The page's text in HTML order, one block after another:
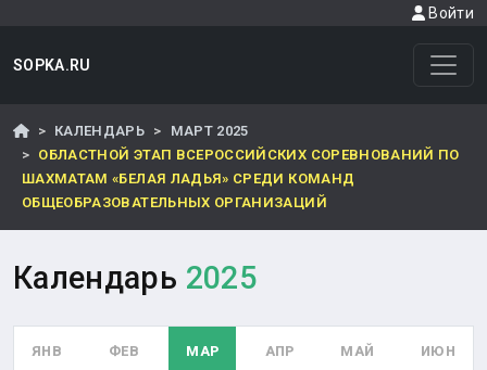
Войти
SOPKA.RU
КАЛЕНДАРЬ
МАРТ 2025
ОБЛАСТНОЙ ЭТАП ВСЕРОССИЙСКИХ СОРЕВНОВАНИЙ ПО
ШАХМАТАМ «БЕЛАЯ ЛАДЬЯ» СРЕДИ КОМАНД
ОБЩЕОБРАЗОВАТЕЛЬНЫХ ОРГАНИЗАЦИЙ
Календарь 2025
ЯНВ ФЕВ МАР АПР МАЙ ИЮН